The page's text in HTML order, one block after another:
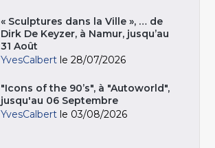
« Sculptures dans la Ville », … de
Dirk De Keyzer, à Namur, jusqu’au
31 Août
YvesCalbert le 28/07/2026
"Icons of the 90’s", à "Autoworld",
jusqu'au 06 Septembre
YvesCalbert le 03/08/2026